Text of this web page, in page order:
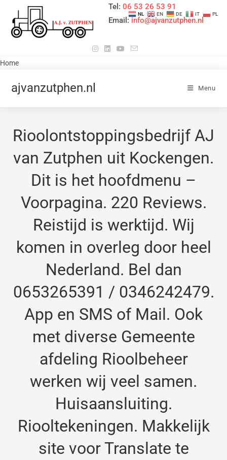
Tel: 06 53 26 53 91
Email:info@ajvanzutphen.nl
Home
ajvanzutphen.nl Menu
Rioolontstoppingsbedrijf AJ
van Zutphen uit Kockengen.
Dit is het hoofdmenu –
Voorpagina. 220 Reviews.
Reistijd is werktijd. Wij
komen in overleg door heel
Nederland. Bel dan
0653265391 / 0346242479.
App en SMS of Mail. Ook
met diverse Gemeente
afdeling Rioolbeheer
werken wij veel samen.
Huisaansluiting.
Riooltekeningen. Makkelijk
site voor Translate te
NL EN DE IT PL